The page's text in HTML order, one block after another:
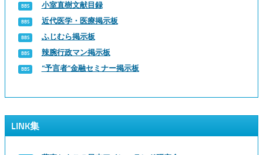
小室直樹文献目録
近代医学・医療掲示板
ふじむら掲示板
辣腕行政マン掲示板
“予言者”金融セミナー掲示板
LINK集